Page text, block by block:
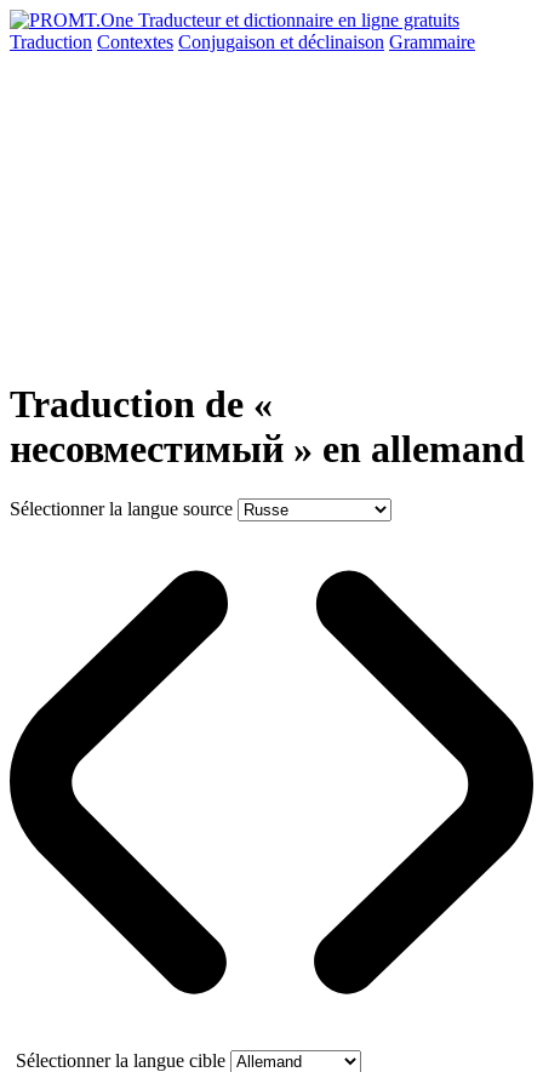
Traduction Contextes Conjugaison et déclinaison Grammaire
Traduction de «
несовместимый » en allemand
Sélectionner la langue source
Sélectionner la langue cible